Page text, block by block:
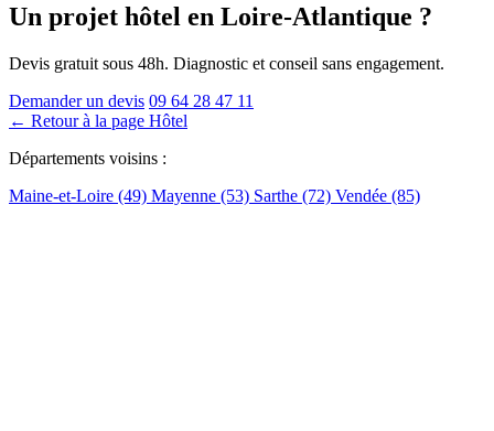
Un projet hôtel en Loire-Atlantique ?
Devis gratuit sous 48h. Diagnostic et conseil sans engagement.
Demander un devis 09 64 28 47 11
← Retour à la page Hôtel
Départements voisins :
Maine-et-Loire (49) Mayenne (53) Sarthe (72) Vendée (85)